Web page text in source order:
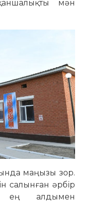
мән
маңызы зор.
салынған әрбір
ең алдымен